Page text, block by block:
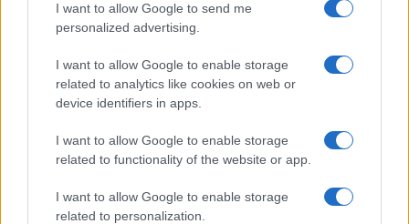
I want to allow Google to send me
personalized advertising.
I want to allow Google to enable storage
related to analytics like cookies on web or
device identifiers in apps.
I want to allow Google to enable storage
related to functionality of the website or app.
I want to allow Google to enable storage
related to personalization.
un colossale impedimento nella conduzione delle
relazioni internazionali. Oggi per fortuna sembra
essere stato dimenticato, dunque forse una nuova
fase di negoziati è auspicabile. Così come si
auspica, ed è stato annunciato dal tycoon negli
ultimi comizi,una maggiore vicinanza politica
ad Israele, alleato storico e fondamentale degli
potentissima diaspora ebraica americana,